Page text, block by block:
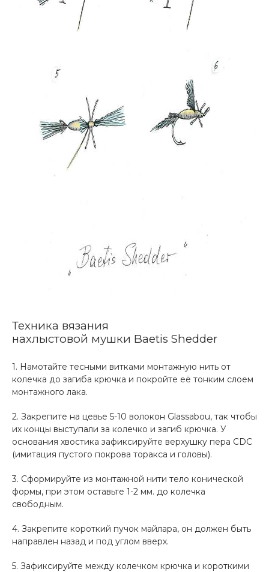
Техника вязания
нахлыстовой мушки Baetis Shedder
1. Намотайте тесными витками монтажную нить от
колечка до загиба крючка и покройте её тонким слоем
монтажного лака.
2. Закрепите на цевье 5-10 волокон Glassabou, так чтобы
их концы выступали за колечко и загиб крючка. У
основания хвостика зафиксируйте верхушку пера CDC
(имитация пустого покрова торакса и головы).
3. Сформируйте из монтажной нити тело конической
формы, при этом оставьте 1-2 мм. до колечка
свободным.
4. Закрепите короткий пучок майлара, он должен быть
направлен назад и под углом вверх.
5. Зафиксируйте между колечком крючка и короткими